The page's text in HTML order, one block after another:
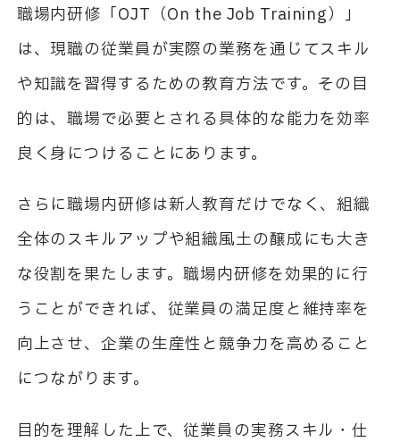
職場内研修「OJT （On the Job Training）」
は、現職の従業員が実際の業務を通じてスキル
や知識を習得するための教育方法です。その目
的は、職場で必要とされる具体的な能力を効率
良く身につけることにあります。
さらに職場内研修は新人教育だけでなく、組織
全体のスキルアップや組織風土の醸成にも大き
な役割を果たします。職場内研修を効果的に行
うことができれば、従業員の満足度と維持率を
向上させ、企業の生産性と競争力を高めること
につながります。
目的を理解した上で、従業員の実務スキル・仕